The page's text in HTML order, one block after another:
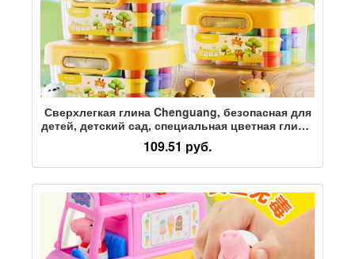
Сверхлегкая глина Chenguang, безопасная для
детей, детский сад, специальная цветная глина,
пластилин, 12 цветов, 24 цвета, 36 цветов,
космическая глина, глина для учащихся
начальной школы, набор игрушек ручной
работы
109.51 руб.